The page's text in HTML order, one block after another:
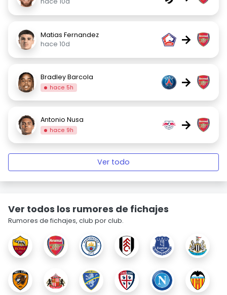
Matias Fernandez
hace 10d
→
Bradley Barcola
hace 5h →
Antonio Nusa
hace 9h →
Ver todo
Ver todos los rumores de fichajes
Rumores de fichajes, club por club.